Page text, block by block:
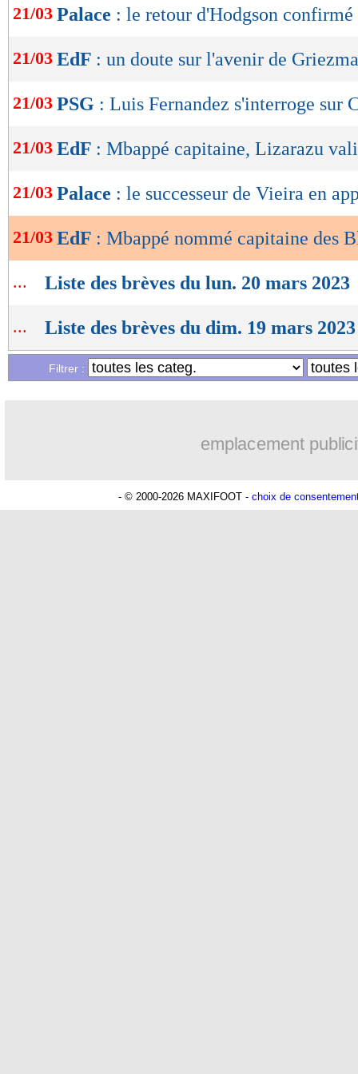
de
OK
21/03 Palace : le retour d'Hodgson
21/03 EdF : un doute sur l'avenir de
21/03 PSG : Luis Fernandez s'interroge sur
21/03 EdF : Mbappé capitaine, Lizarazu
21/03 Palace : le successeur de Vieira en
21/03 EdF : Mbappé nommé capitaine des
... Liste des brèves du lun. 20 mars 2023
... Liste des brèves du dim. 19 mars 2023
Filtrer :
emplacement
- © 2000-2026 MAXIFOOT - choix de